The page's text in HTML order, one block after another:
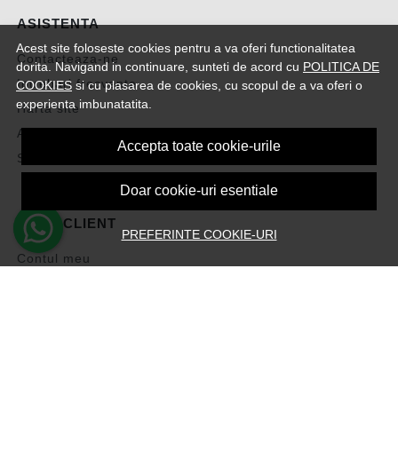
Acest site foloseste cookies pentru a va oferi functionalitatea
dorita. Navigand in continuare, sunteti de acord cu POLITICA DE
COOKIES si cu plasarea de cookies, cu scopul de a va oferi o
experienta imbunatatita.
Accepta toate cookie-urile
Doar cookie-uri esentiale
PREFERINTE COOKIE-URI
ASISTENTA
Contacteaza-ne
Intrebari frecvente
Harta site
ANPC
Solutionarea litigiilor
CONT CLIENT
Contul meu